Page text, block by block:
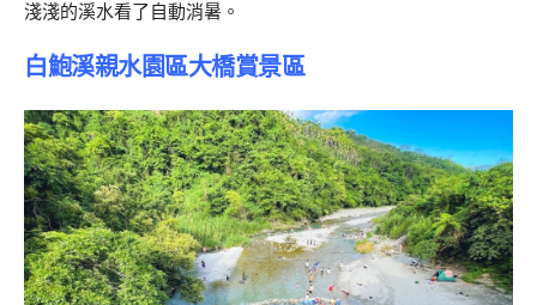
淺淺的溪水看了自動消暑。
白鮑溪親水園區大橋賞景區